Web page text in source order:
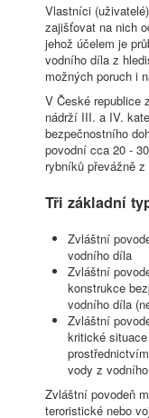
Vlastníci
zajišťovat na nich
jehož účelem je
vodního díla z
možných poruch i
V České republice
nádrží III. a IV.
bezpečnostního
povodní cca 20 -
rybníků převážně
Tři základní
Zvláštní
vodního díla
Zvláštní
konstrukce
vodního díla
Zvláštní
kritické
vody z
Zvláštní povodeň
teroristické nebo